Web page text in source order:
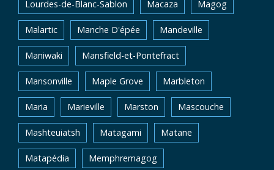
Lourdes-de-Blanc-Sablon Macaza Magog
Malartic Manche D'épée Mandeville
Maniwaki Mansfield-et-Pontefract
Mansonville Maple Grove Marbleton
Maria Marieville Marston Mascouche
Mashteuiatsh Matagami Matane
Matapédia Memphremagog